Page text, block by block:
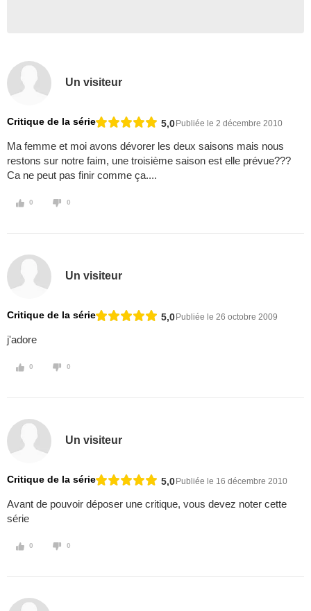
Un visiteur
Critique de la série 5,0Publiée le 2 décembre 2010
Ma femme et moi avons dévorer les deux saisons mais nous
restons sur notre faim, une troisième saison est elle prévue???
Ca ne peut pas finir comme ça....
0 0
Un visiteur
Critique de la série 5,0Publiée le 26 octobre 2009
j'adore
0 0
Un visiteur
Critique de la série 5,0Publiée le 16 décembre 2010
Avant de pouvoir déposer une critique, vous devez noter cette
série
0 0